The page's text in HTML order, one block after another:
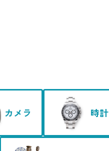
カメラ 時計